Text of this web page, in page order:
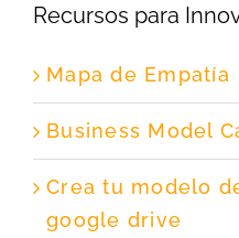
Recursos para
Mapa de Empatía
Business Model
Crea tu modelo
google drive